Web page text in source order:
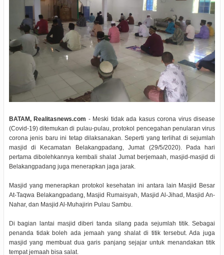
BATAM, Realitasnews.com - Meski tidak ada kasus corona virus disease
(Covid-19) ditemukan di pulau-pulau, protokol pencegahan penularan virus
corona jenis baru ini tetap dilaksanakan. Seperti yang terlihat di sejumlah
masjid di Kecamatan Belakangpadang, Jumat (29/5/2020). Pada hari
pertama dibolehkannya kembali shalat Jumat berjemaah, masjid-masjid di
Belakangpadang juga menerapkan jaga jarak.
Masjid yang menerapkan protokol kesehatan ini antara lain Masjid Besar
At-Taqwa Belakangpadang, Masjid Rumaisyah, Masjid Al-Jihad, Masjid An-
Nahar, dan Masjid Al-Muhajirin Pulau Sambu.
Di bagian lantai masjid diberi tanda silang pada sejumlah titik. Sebagai
penanda tidak boleh ada jemaah yang shalat di titik tersebut. Ada juga
masjid yang membuat dua garis panjang sejajar untuk menandakan titik
tempat jemaah bisa salat.